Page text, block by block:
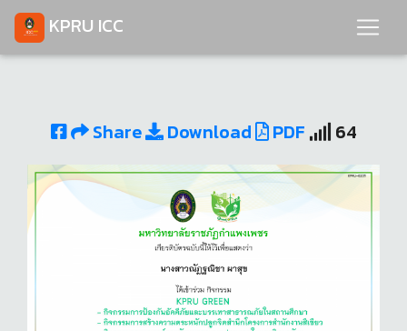
KPRU ICC
Share Download PDF 64